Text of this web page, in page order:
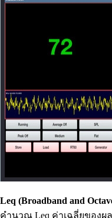
Leq (Broadband and
คำนวณ Leq ค่าเฉลี่ยของผ